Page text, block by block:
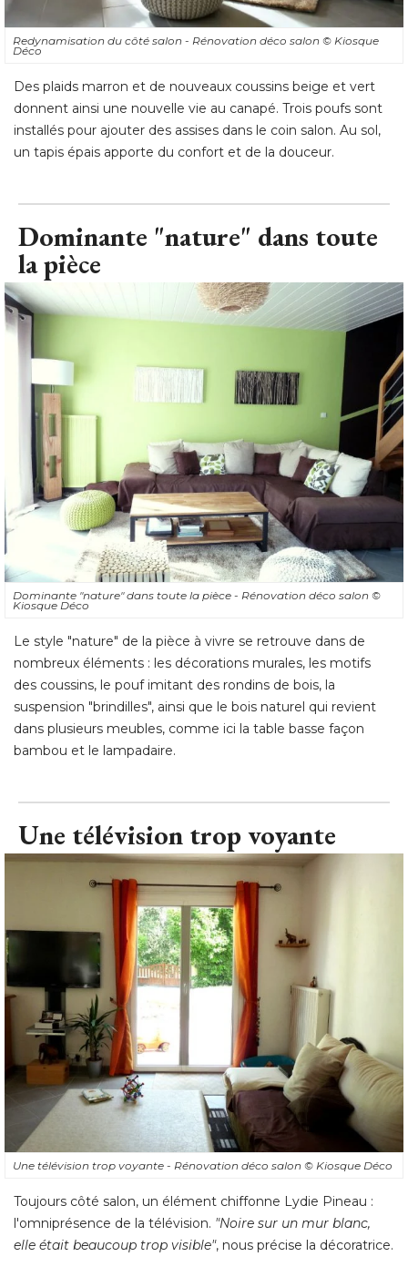
Redynamisation du côté salon - Rénovation déco salon © Kiosque
Déco
Des plaids marron et de nouveaux coussins beige et vert
donnent ainsi une nouvelle vie au canapé. Trois poufs sont
installés pour ajouter des assises dans le coin salon. Au sol,
un tapis épais apporte du confort et de la douceur.
Dominante "nature" dans toute
la pièce
Dominante "nature" dans toute la pièce - Rénovation déco salon ©
Kiosque Déco
Le style "nature" de la pièce à vivre se retrouve dans de
nombreux éléments : les décorations murales, les motifs
des coussins, le pouf imitant des rondins de bois, la
suspension "brindilles", ainsi que le bois naturel qui revient
dans plusieurs meubles, comme ici la table basse façon
bambou et le lampadaire.
Une télévision trop voyante
Une télévision trop voyante - Rénovation déco salon © Kiosque Déco
Toujours côté salon, un élément chiffonne Lydie Pineau :
l'omniprésence de la télévision. "Noire sur un mur blanc,
elle était beaucoup trop visible", nous précise la décoratrice.